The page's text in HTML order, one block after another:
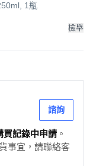
1瓶
檢舉
諮詢
買記錄中申請 。
事宜，請聯絡客